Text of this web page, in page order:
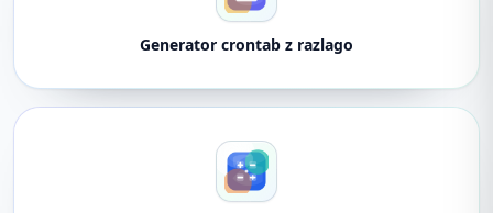
Generator crontab z razlago